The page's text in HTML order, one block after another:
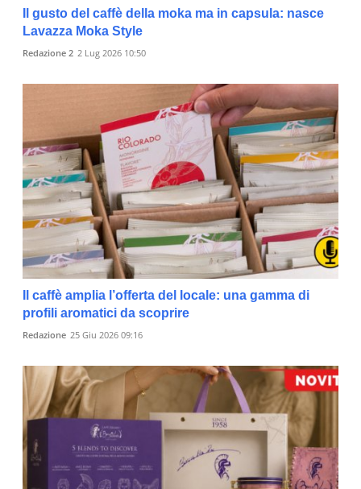
Il gusto del caffè della moka ma in capsula: nasce
Lavazza Moka Style
Redazione 2 2 Lug 2026 10:50
Il caffè amplia l’offerta del locale: una gamma di
profili aromatici da scoprire
Redazione 25 Giu 2026 09:16